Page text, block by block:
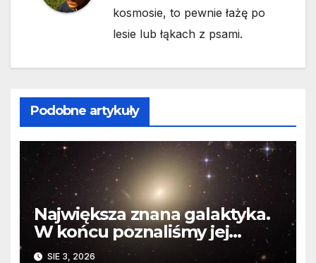
kosmosie, to pewnie łażę po
lesie lub łąkach z psami.
Podobne artykuły
Największa znana galaktyka.
W końcu poznaliśmy jej
faktyczne wymiary
SIE 3, 2026